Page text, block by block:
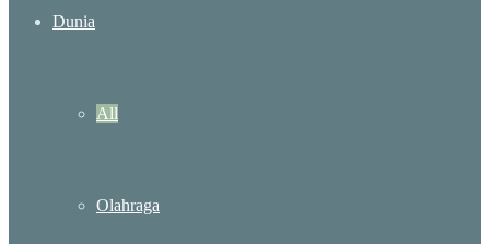
Dunia
All
Olahraga